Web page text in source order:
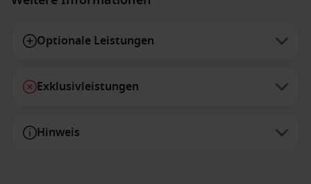
Optionale Leistungen
Exklusivleistungen
Hinweis